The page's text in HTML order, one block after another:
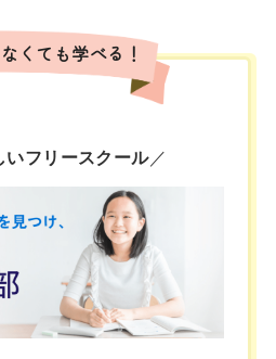
くても学べる！
いフリースクール／